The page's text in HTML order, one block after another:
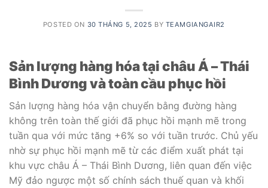
POSTED ON 30 THÁNG 5, 2025 BY TEAMGIANGAIR2
Sản lượng hàng hóa tại châu Á – Thái
Bình Dương và toàn cầu phục hồi
Sản lượng hàng hóa vận chuyển bằng đường hàng
không trên toàn thế giới đã phục hồi mạnh mẽ trong
tuần qua với mức tăng +6% so với tuần trước. Chủ yếu
nhờ sự phục hồi mạnh mẽ từ các điểm xuất phát tại
khu vực châu Á – Thái Bình Dương, liên quan đến việc
Mỹ đảo ngược một số chính sách thuế quan và khối